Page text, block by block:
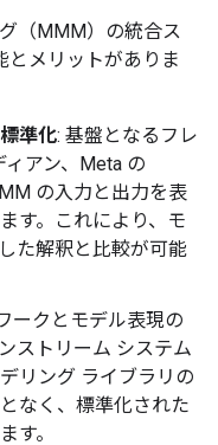
（MMM）の統合ス
とメリットがありま
準化: 基盤となるフレ
アン、Meta の
の入力と出力を表
す。これにより、モ
た解釈と比較が可能
ークとモデル表現の
ストリーム システム
リング ライブラリの
なく、標準化された
す。